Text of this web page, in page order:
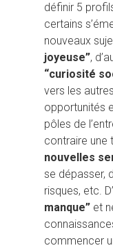
Hit enter to
définir 5
certains
nouveaux
joyeuse”,
“curiosité
vers les
opportunités
pôles de
contraire une
nouvelles
se dépasser,
risques, etc.
manque” et
commencer